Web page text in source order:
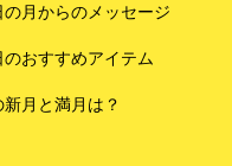
の月からのメッセージ
のおすすめアイテム
新月と満月は？